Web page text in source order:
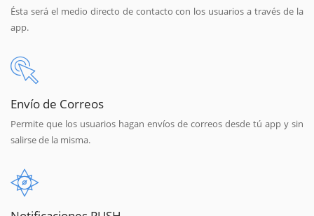
Ésta será el medio directo de contacto con los usuarios a través de la
app.
Envío de Correos
Permite que los usuarios hagan envíos de correos desde tú app y sin
salirse de la misma.